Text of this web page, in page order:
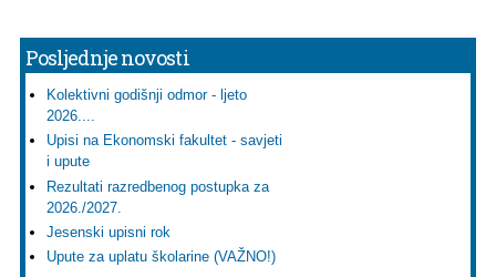
Posljednje novosti
Kolektivni godišnji odmor - ljeto
2026....
Upisi na Ekonomski fakultet - savjeti
i upute
Rezultati razredbenog postupka za
2026./2027.
Jesenski upisni rok
Upute za uplatu školarine (VAŽNO!)